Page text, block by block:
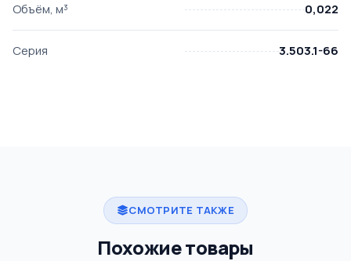
Объём, м³ 0,022
Серия 3.503.1-66
СМОТРИТЕ ТАКЖЕ
Похожие товары